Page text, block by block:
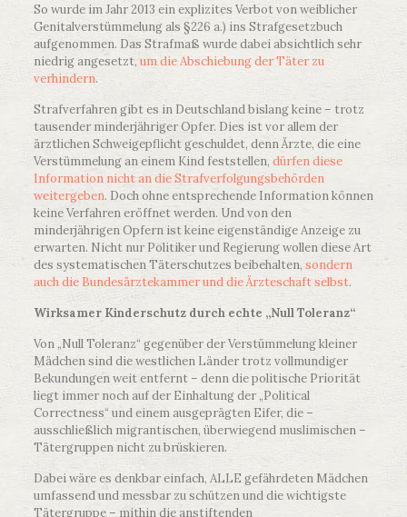
So wurde im Jahr 2013 ein explizites Verbot von weiblicher
Genitalverstümmelung als §226 a.) ins Strafgesetzbuch
aufgenommen. Das Strafmaß wurde dabei absichtlich sehr
niedrig angesetzt, um die Abschiebung der Täter zu
verhindern.
Strafverfahren gibt es in Deutschland bislang keine – trotz
tausender minderjähriger Opfer. Dies ist vor allem der
ärztlichen Schweigepflicht geschuldet, denn Ärzte, die eine
Verstümmelung an einem Kind feststellen, dürfen diese
Information nicht an die Strafverfolgungsbehörden
weitergeben. Doch ohne entsprechende Information können
keine Verfahren eröffnet werden. Und von den
minderjährigen Opfern ist keine eigenständige Anzeige zu
erwarten. Nicht nur Politiker und Regierung wollen diese Art
des systematischen Täterschutzes beibehalten, sondern
auch die Bundesärztekammer und die Ärzteschaft selbst.
Wirksamer Kinderschutz durch echte „Null Toleranz“
Von „Null Toleranz“ gegenüber der Verstümmelung kleiner
Mädchen sind die westlichen Länder trotz vollmundiger
Bekundungen weit entfernt – denn die politische Priorität
liegt immer noch auf der Einhaltung der „Political
Correctness“ und einem ausgeprägten Eifer, die –
ausschließlich migrantischen, überwiegend muslimischen –
Tätergruppen nicht zu brüskieren.
Dabei wäre es denkbar einfach, ALLE gefährdeten Mädchen
umfassend und messbar zu schützen und die wichtigste
Tätergruppe – mithin die anstiftenden